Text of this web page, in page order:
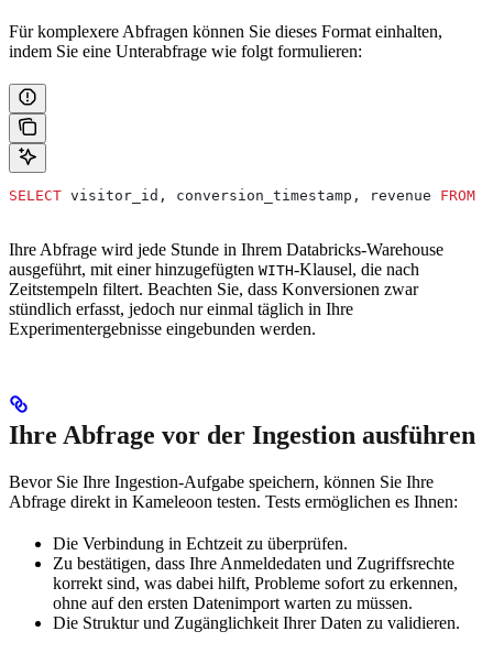
Für komplexere Abfragen können Sie dieses Format einhalten,
indem Sie eine Unterabfrage wie folgt formulieren:
SELECT visitor_id, conversion_timestamp, revenue FROM
Ihre Abfrage wird jede Stunde in Ihrem Databricks-Warehouse
ausgeführt, mit einer hinzugefügten WITH-Klausel, die nach
Zeitstempeln filtert. Beachten Sie, dass Konversionen zwar
stündlich erfasst, jedoch nur einmal täglich in Ihre
Experimentergebnisse eingebunden werden.
Ihre Abfrage vor der Ingestion ausführen
Bevor Sie Ihre Ingestion-Aufgabe speichern, können Sie Ihre
Abfrage direkt in Kameleoon testen. Tests ermöglichen es Ihnen:
Die Verbindung in Echtzeit zu überprüfen.
Zu bestätigen, dass Ihre Anmeldedaten und Zugriffsrechte
korrekt sind, was dabei hilft, Probleme sofort zu erkennen,
ohne auf den ersten Datenimport warten zu müssen.
Die Struktur und Zugänglichkeit Ihrer Daten zu validieren.